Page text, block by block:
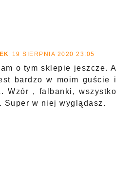
19 SIERPNIA 2020 23:05
o tym sklepie jeszcze. A
bardzo w moim guście i
Wzór , falbanki, wszystko
Super w niej wyglądasz.